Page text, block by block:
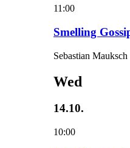
11:00
Smelling
Sebastian
Wed
14.10.
10:00